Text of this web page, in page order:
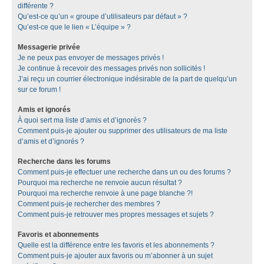
différente ?
Qu’est-ce qu’un « groupe d’utilisateurs par défaut » ?
Qu’est-ce que le lien « L’équipe » ?
Messagerie privée
Je ne peux pas envoyer de messages privés !
Je continue à recevoir des messages privés non sollicités !
J’ai reçu un courrier électronique indésirable de la part de quelqu’un
sur ce forum !
Amis et ignorés
À quoi sert ma liste d’amis et d’ignorés ?
Comment puis-je ajouter ou supprimer des utilisateurs de ma liste
d’amis et d’ignorés ?
Recherche dans les forums
Comment puis-je effectuer une recherche dans un ou des forums ?
Pourquoi ma recherche ne renvoie aucun résultat ?
Pourquoi ma recherche renvoie à une page blanche ?!
Comment puis-je rechercher des membres ?
Comment puis-je retrouver mes propres messages et sujets ?
Favoris et abonnements
Quelle est la différence entre les favoris et les abonnements ?
Comment puis-je ajouter aux favoris ou m’abonner à un sujet